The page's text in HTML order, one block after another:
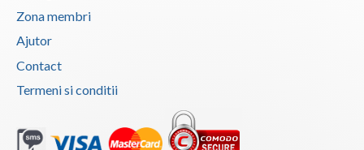
Zona membri
Ajutor
Contact
Termeni si conditii